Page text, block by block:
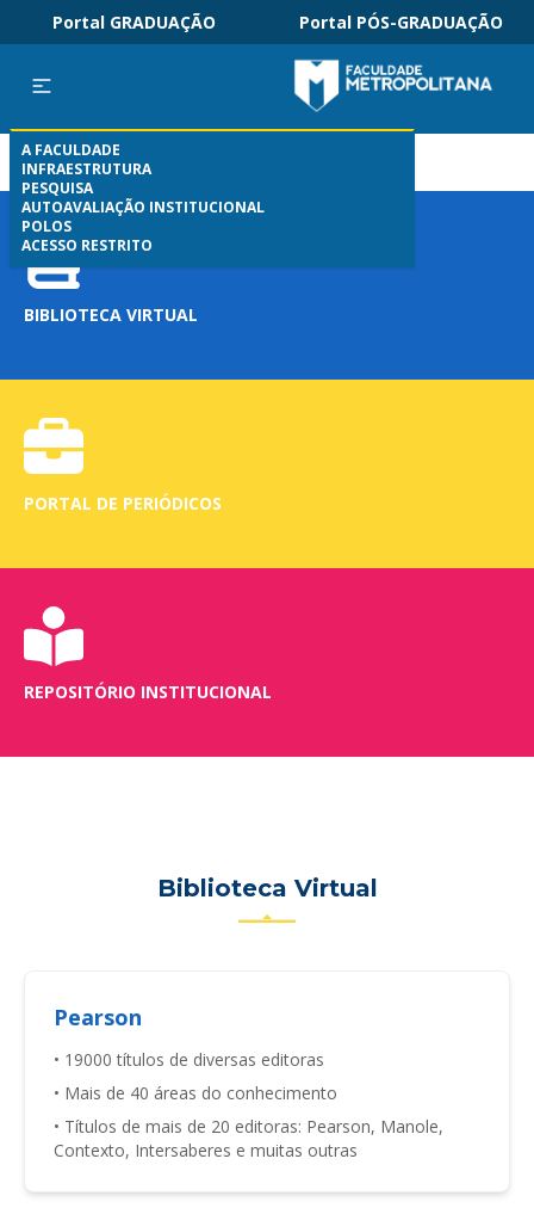
Portal GRADUAÇÃO Portal PÓS-GRADUAÇÃO
A FACULDADE
INFRAESTRUTURA
PESQUISA
AUTOAVALIAÇÃO INSTITUCIONAL
POLOS
ACESSO RESTRITO
BIBLIOTECA VIRTUAL
PORTAL DE PERIÓDICOS
REPOSITÓRIO INSTITUCIONAL
Biblioteca Virtual
Pearson
• 19000 títulos de diversas editoras
• Mais de 40 áreas do conhecimento
• Títulos de mais de 20 editoras: Pearson, Manole,
Contexto, Intersaberes e muitas outras